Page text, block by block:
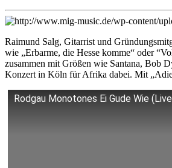
Raimund Salg, Gitarrist und
wie „Erbarme, die Hesse komme“ oder
zusammen mit Größen wie Santana, Bob
Konzert in Köln für Afrika dabei. Mit
Rodgau Monotones Ei Gude Wie